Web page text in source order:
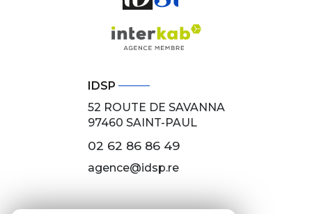
IDSP
52 ROUTE DE SAVANNA
97460 SAINT-PAUL
02 62 86 86 49
agence@idsp.re